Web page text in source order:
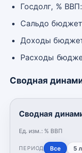
Госдолг, %
Сальдо
Доходы
Расходы
Сводная
Сводная
Ед. изм.: % ВВП
ПЕРИОД Все 5